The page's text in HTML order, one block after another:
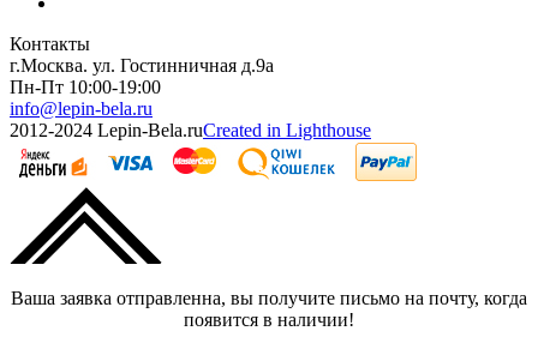
Контакты
г.Москва. ул. Гостинничная д.9а
Пн-Пт 10:00-19:00
info@lepin-bela.ru
2012-2024 Lepin-Bela.ruCreated in Lighthouse
Ваша заявка отправленна, вы получите письмо на почту, когда
появится в наличии!